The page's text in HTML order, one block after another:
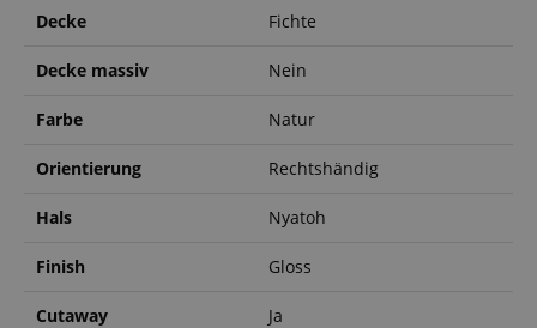
Decke Fichte
Decke massiv Nein
Farbe Natur
Orientierung Rechtshändig
Hals Nyatoh
Finish Gloss
Cutaway Ja